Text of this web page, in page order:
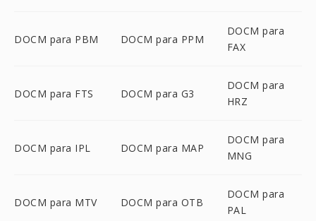
DOCM para PBM DOCM para PPM
DOCM para
FAX
DOCM para FTS DOCM para G3
DOCM para
HRZ
DOCM para IPL DOCM para MAP
DOCM para
MNG
DOCM para MTV DOCM para OTB
DOCM para
PAL